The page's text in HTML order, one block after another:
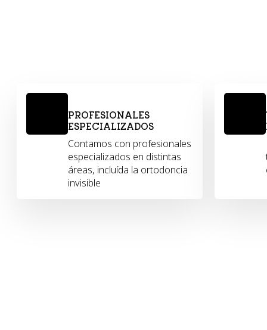
PROFESIONALES
ESPECIALIZADOS
Contamos con profesionales
especializados en distintas
áreas, incluída la ortodoncia
invisible